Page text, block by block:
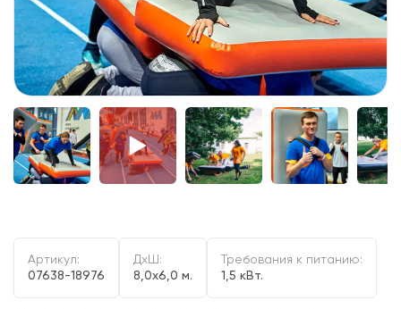
Артикул:
07638-18976
ДxШ:
8,0x6,0 м.
Требования к питанию:
1,5 кВт.